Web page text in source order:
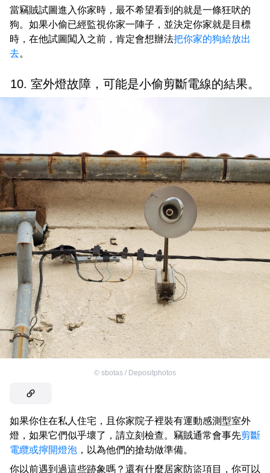
當竊賊試圖進入你家時，最不希望看到的就是一條狂吠的
狗。如果小偷已經監視你家一陣子，並決定你家就是目標
時，在他試圖闖入之前，肯定會想辦法把你家的狗給放出
去。
10. 室外燈故障，可能是小偷剪斷電線的結果。
© sbotas / Depositphotos
如果你住在私人住宅，且你家院子裡裝有運動感測型室外
燈，如果它們似乎壞了，請立刻檢查。竊賊通常會事先剪斷
電纜或擰開燈泡 ，以為他們的搶劫做準備。
你以前遇到過這些跡象嗎？還有什麼居家防盜項目，你可以